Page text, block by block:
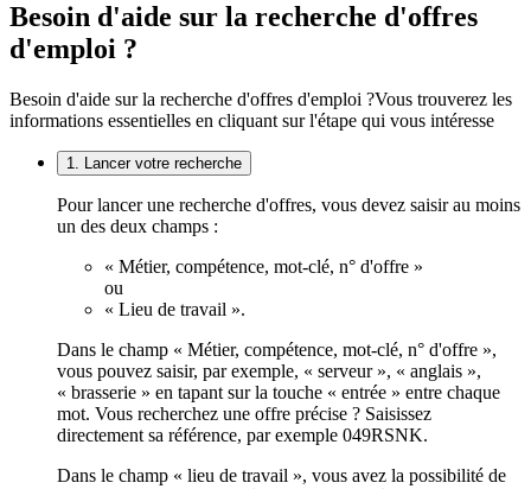
Besoin d'aide sur la recherche d'offres
d'emploi ?
Besoin d'aide sur la recherche d'offres d'emploi ?Vous trouverez les
informations essentielles en cliquant sur l'étape qui vous intéresse
1. Lancer votre recherche
Pour lancer une recherche d'offres, vous devez saisir au moins
un des deux champs :
« Métier, compétence, mot-clé, n° d'offre »
ou
« Lieu de travail ».
Dans le champ « Métier, compétence, mot-clé, n° d'offre »,
vous pouvez saisir, par exemple, « serveur », « anglais »,
« brasserie » en tapant sur la touche « entrée » entre chaque
mot. Vous recherchez une offre précise ? Saisissez
directement sa référence, par exemple 049RSNK.
Dans le champ « lieu de travail », vous avez la possibilité de